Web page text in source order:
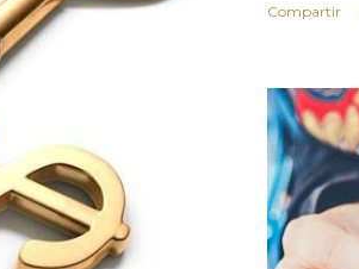
Compartir